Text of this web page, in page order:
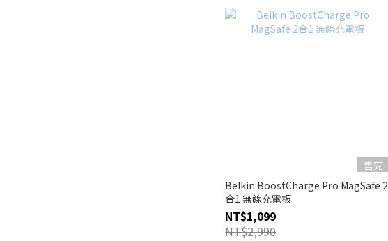
售完
Belkin BoostCharge Pro MagSafe 2
合1 無線充電板
NT$1,099
NT$2,990